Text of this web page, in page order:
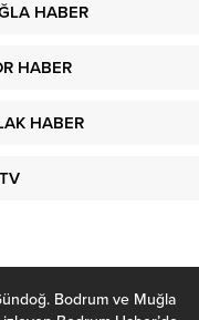
HABER
HABER
HABER
Bodrum ve Muğla